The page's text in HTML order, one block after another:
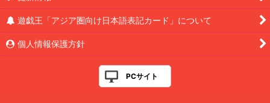
遊戯王「アジア圏向け日本語表記カード」について
個人情報保護方針
PCサイト